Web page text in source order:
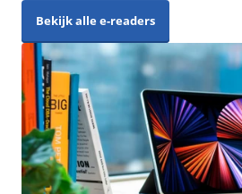
Bekijk alle e-readers